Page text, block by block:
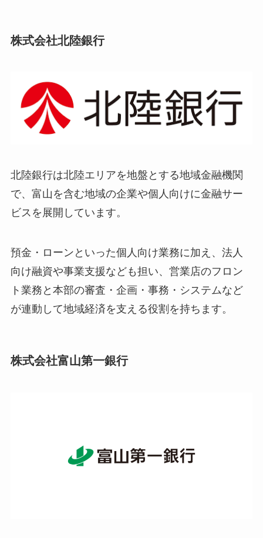
株式会社北陸銀行
北陸銀行は北陸エリアを地盤とする地域金融機関
で、富山を含む地域の企業や個人向けに金融サー
ビスを展開しています。
預金・ローンといった個人向け業務に加え、法人
向け融資や事業支援なども担い、営業店のフロン
ト業務と本部の審査・企画・事務・システムなど
が連動して地域経済を支える役割を持ちます。
株式会社富山第一銀行